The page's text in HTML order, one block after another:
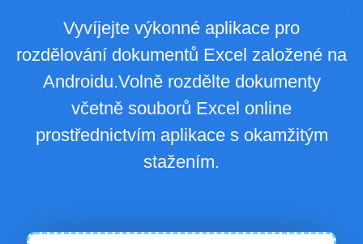
Vyvíjejte výkonné aplikace pro
rozdělování dokumentů Excel založené na
Androidu.Volně rozdělte dokumenty
včetně souborů Excel online
prostřednictvím aplikace s okamžitým
stažením.